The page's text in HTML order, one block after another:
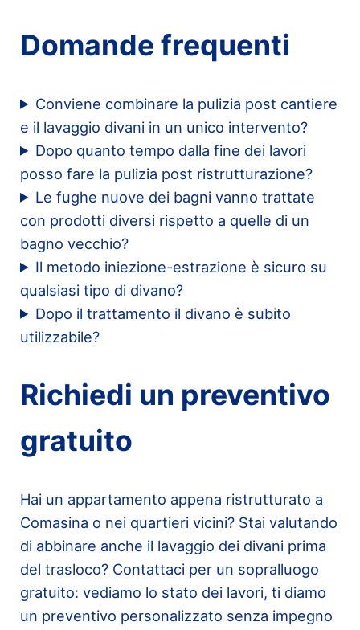
Domande frequenti
Conviene combinare la pulizia post cantiere
e il lavaggio divani in un unico intervento?
Dopo quanto tempo dalla fine dei lavori
posso fare la pulizia post ristrutturazione?
Le fughe nuove dei bagni vanno trattate
con prodotti diversi rispetto a quelle di un
bagno vecchio?
Il metodo iniezione-estrazione è sicuro su
qualsiasi tipo di divano?
Dopo il trattamento il divano è subito
utilizzabile?
Richiedi un preventivo
gratuito
Hai un appartamento appena ristrutturato a
Comasina o nei quartieri vicini? Stai valutando
di abbinare anche il lavaggio dei divani prima
del trasloco? Contattaci per un sopralluogo
gratuito: vediamo lo stato dei lavori, ti diamo
un preventivo personalizzato senza impegno